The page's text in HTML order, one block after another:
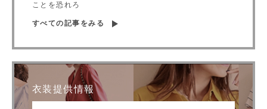
ことを恐れろ
すべての記事をみる
衣装提供情報